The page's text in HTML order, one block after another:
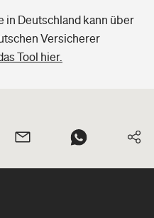
in Deutschland kann über
Versicherer
Tool hier.